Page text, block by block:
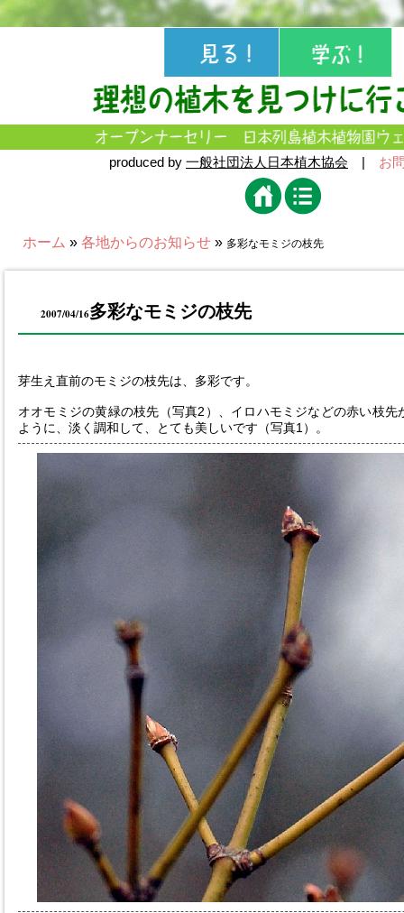
produced by 一般社団法人日本植木協会 | お
ホーム » 各地からのお知らせ » 多彩なモミジの枝先
2007/04/16多彩なモミジの枝先
芽生え直前のモミジの枝先は、多彩です。
オオモミジの黄緑の枝先（写真2）、イロハモミジなどの赤い枝
ように、淡く調和して、とても美しいです（写真1）。